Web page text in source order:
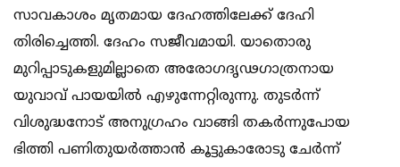
സാവകാശം മൃതമായ ദേഹത്തിലേക്ക് ദേഹി
തിരിച്ചെത്തി. ദേഹം സജീവമായി. യാതൊരു
മുറിപ്പാടുകളുമില്ലാതെ അരോഗദൃഢഗാത്രനായ
യുവാവ് പായയിൽ എഴുന്നേറ്റിരുന്നു. തുടർന്ന്
വിശുദ്ധനോട് അനുഗ്രഹം വാങ്ങി തകർന്നുപോയ
ഭിത്തി പണിതുയർത്താൻ കൂട്ടുകാരോടു ചേർന്ന്